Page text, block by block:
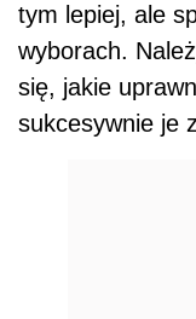
tym lepiej, ale
wyborach.
się, jakie
sukcesywnie je